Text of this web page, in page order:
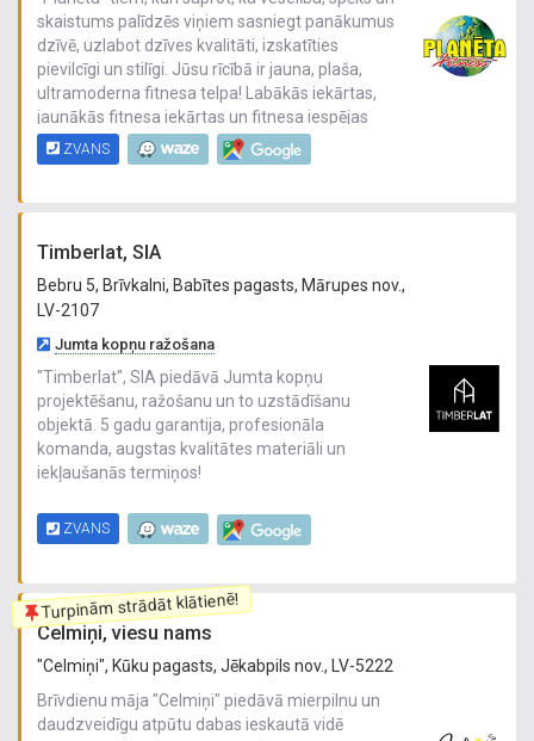
skaistums palīdzēs viņiem sasniegt panākumus
dzīvē, uzlabot dzīves kvalitāti, izskatīties
pievilcīgi un stilīgi. Jūsu rīcībā ir jauna, plaša,
ultramoderna fitnesa telpa! Labākās iekārtas,
jaunākās fitnesa iekārtas un fitnesa iespējas
iespaidīgās telpās! Turcijas un sāls vannas,
intensīvs solārijs, kriosauna un profesionāli
"Planēta" - mēs darīsim jūs enerģiskākus,
ZVANS
Timberlat, SIA
Bebru 5, Brīvkalni, Babītes pagasts, Mārupes nov.,
LV-2107
Jumta kopņu ražošana
"Timberlat", SIA piedāvā Jumta kopņu
projektēšanu, ražošanu un to uzstādīšanu
objektā. 5 gadu garantija, profesionāla
komanda, augstas kvalitātes materiāli un
iekļaušanās termiņos!
Jumta kopņu projektēšana
individuāli, pēc katra klienta vēlmēm un attiecīgā
būvobjekta specifikas. Mūsu komanda izstrādā
tehniski efektīvāko un finansiāli izdevīgāko
projekta plānu.
Jumta kopņu ražošana
Mūsu kompānija ir veikusi visa ražošanas
ZVANS
Celmiņi, viesu nams
Turpinām strādāt klātienē!
"Celmiņi", Kūku pagasts, Jēkabpils nov., LV-5222
Brīvdienu māja "Celmiņi" piedāvā mierpilnu un
daudzveidīgu atpūtu dabas ieskautā vidē